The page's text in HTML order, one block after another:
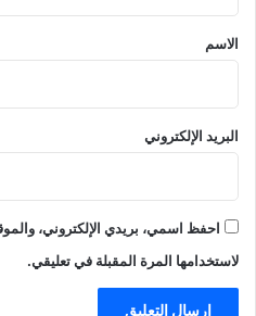
*
الاسم
البريد الإلكتروني
احفظ اسمي، بريدي الإلكتروني،
لاستخدامها المرة المقبلة في تعليقي.